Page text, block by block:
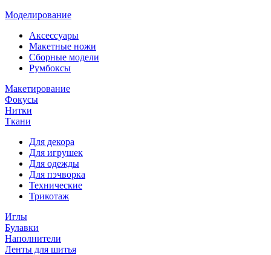
Моделирование
Аксессуары
Макетные ножи
Сборные модели
Румбоксы
Макетирование
Фокусы
Нитки
Ткани
Для декора
Для игрушек
Для одежды
Для пэчворка
Технические
Трикотаж
Иглы
Булавки
Наполнители
Ленты для шитья